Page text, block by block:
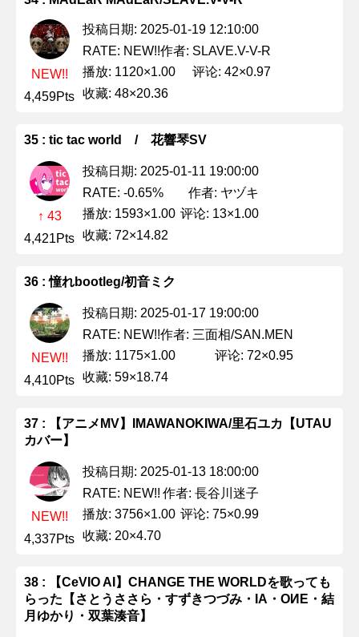
NEW!!
4,459Pts
投稿日期: 2025-01-19 12:10:00
RATE: NEW!!作者: SLAVE.V-V-R
播放: 1120×1.00
评论: 42×0.97
收藏: 48×20.36
35 : tic tac world / 花響琴SV
↑ 43
4,421Pts
投稿日期: 2025-01-11 19:00:00
RATE: -0.65%
作者: ヤヅキ
播放: 1593×1.00 评论: 13×1.00
收藏: 72×14.82
36 : 憧れbootleg/初音ミク
NEW!!
4,410Pts
投稿日期: 2025-01-17 19:00:00
RATE: NEW!!作者: 三面相/SAN.MEN
播放: 1175×1.00
评论: 72×0.95
收藏: 59×18.74
37 : 【アニメMV】IMAWANOKIWA/里石ユカ【UTAU
カバー】
NEW!!
4,337Pts
投稿日期: 2025-01-13 18:00:00
RATE: NEW!! 作者: 長谷川迷子
播放: 3756×1.00 评论: 75×0.99
收藏: 20×4.70
38 : 【CeVIO AI】CHANGE THE WORLDを歌っても
らった【さとうささら・すずきつづみ・IA・OИE・結
月ゆかり・双葉湊音】